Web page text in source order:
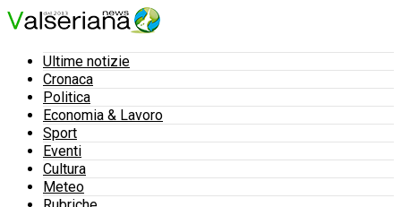
Ultime notizie
Cronaca
Politica
Economia & Lavoro
Sport
Eventi
Cultura
Meteo